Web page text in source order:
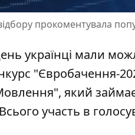
прокоментувала
українці мали
"Євробачення-
який
участь в